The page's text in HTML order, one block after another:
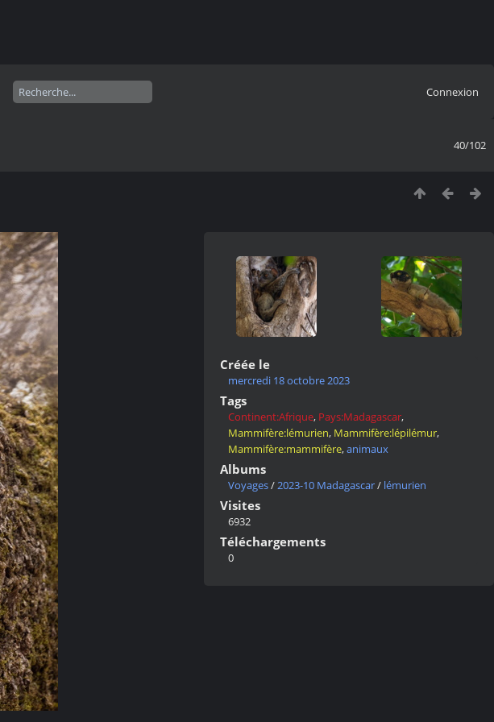
Connexion
40/102
Créée le
mercredi 18 octobre 2023
Tags
Continent:Afrique, Pays:Madagascar,
Mammifère:lémurien, Mammifère:lépilémur,
Mammifère:mammifère,animaux
Albums
Voyages/2023-10 Madagascar/ lémurien
Visites
6932
Téléchargements
0